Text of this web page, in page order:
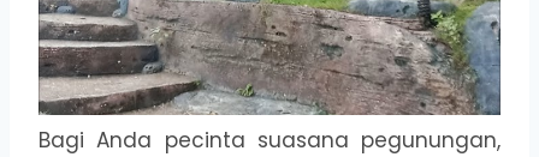
Bagi Anda pecinta suasana pegunungan,